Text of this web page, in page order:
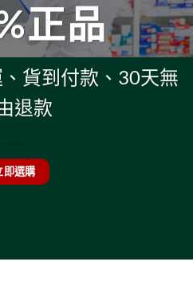
正品
貨到付款、30天無
退款
即選購